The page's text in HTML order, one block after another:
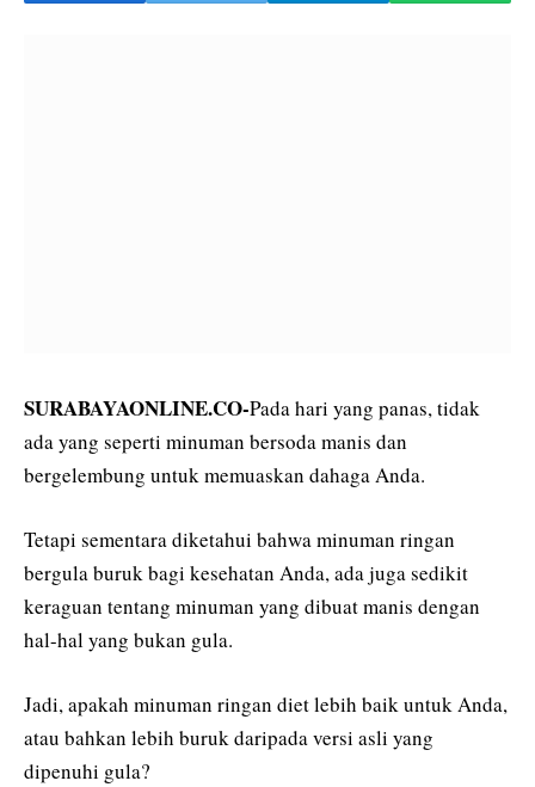
SURABAYAONLINE.CO-Pada hari yang panas, tidak
ada yang seperti minuman bersoda manis dan
bergelembung untuk memuaskan dahaga Anda.
Tetapi sementara diketahui bahwa minuman ringan
bergula buruk bagi kesehatan Anda, ada juga sedikit
keraguan tentang minuman yang dibuat manis dengan
hal-hal yang bukan gula.
Jadi, apakah minuman ringan diet lebih baik untuk Anda,
atau bahkan lebih buruk daripada versi asli yang
dipenuhi gula?